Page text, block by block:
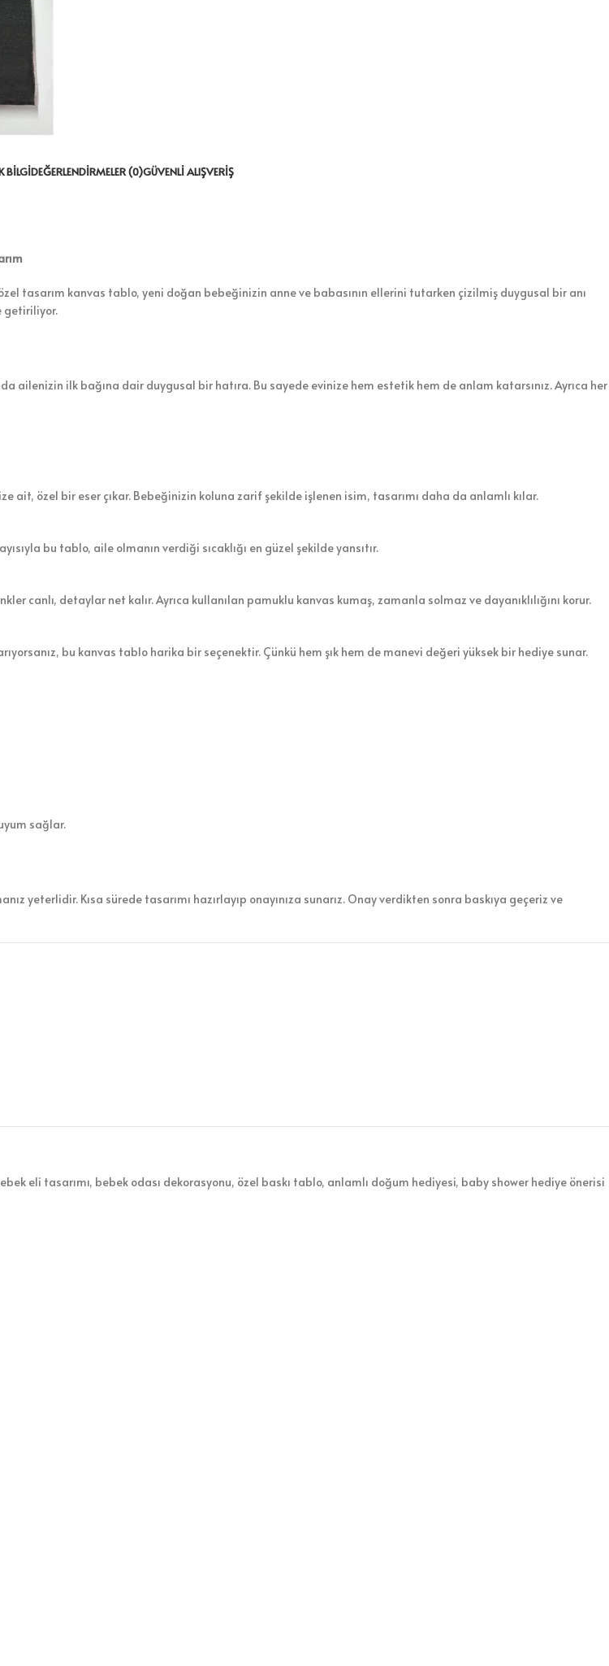
BILGIDEĞERLENDIRMELER (0)GÜVENLI ALIŞVERIŞ
tasarım kanvas tablo, yeni doğan bebeğinizin anne ve babasının ellerini tutarken çizilmiş duygusal bir anı
getiriliyor.
ailenizin ilk bağına dair duygusal bir hatıra. Bu sayede evinize hem estetik hem de anlam katarsınız. Ayrıca her
ait, özel bir eser çıkar. Bebeğinizin koluna zarif şekilde işlenen isim, tasarımı daha da anlamlı kılar.
bu tablo, aile olmanın verdiği sıcaklığı en güzel şekilde yansıtır.
canlı, detaylar net kalır. Ayrıca kullanılan pamuklu kanvas kumaş, zamanla solmaz ve dayanıklılığını korur.
bu kanvas tablo harika bir seçenektir. Çünkü hem şık hem de manevi değeri yüksek bir hediye sunar.
sağlar.
yeterlidir. Kısa sürede tasarımı hazırlayıp onayınıza sunarız. Onay verdikten sonra baskıya geçeriz ve
eli tasarımı, bebek odası dekorasyonu, özel baskı tablo, anlamlı doğum hediyesi, baby shower hediye önerisi